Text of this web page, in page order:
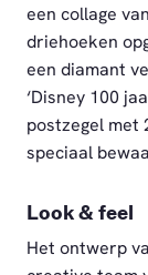
een collage
driehoeken
een diamant
‘Disney 100
postzegel met
speciaal
Look & feel
Het ontwerp